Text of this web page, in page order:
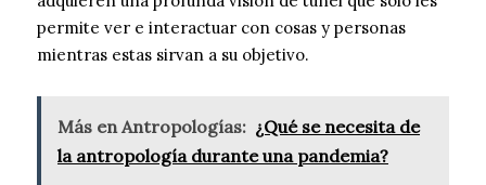
permite ver e interactuar con cosas y personas
mientras estas sirvan a su objetivo.
Más en Antropologías: ¿Qué se necesita de
la antropología durante una pandemia?